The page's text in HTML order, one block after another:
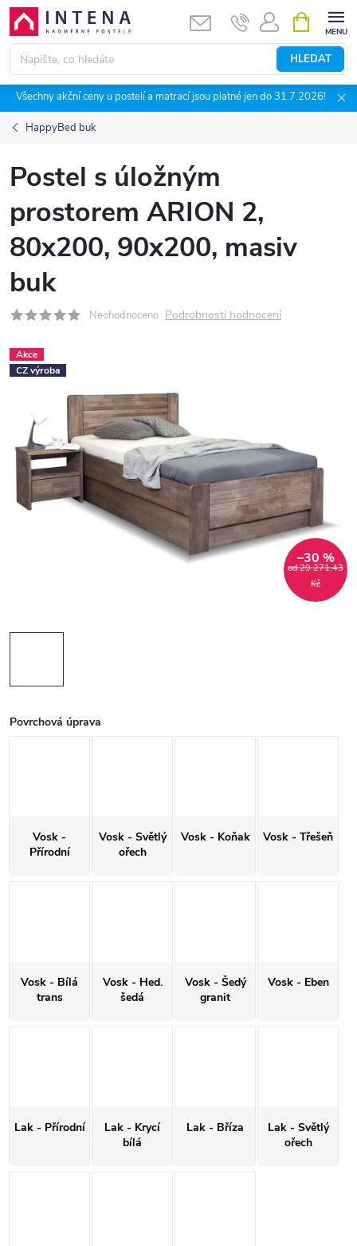
Přejít
obsah
HLEDAT
NÁKUPNÍ
KOŠÍK
Všechny akční ceny u postelí a matrací jsou platné jen do 31.7.2026!
HappyBed buk
Postel s úložným
prostorem ARION 2,
80x200, 90x200, masiv
buk
Neohodnoceno Podrobnosti hodnocení
Akce
CZ výroba
od 29 271,43
Kč
–30 %
Povrchová úprava
Vosk -
Přírodní
Vosk - Světlý
ořech
Vosk - Koňak Vosk - Třešeň
Vosk - Bílá
trans
Vosk - Hed.
šedá
Vosk - Šedý
granit
Vosk - Eben
Lak - Přírodní
Lak - Krycí
bílá
Lak - Bříza
Lak - Světlý
ořech